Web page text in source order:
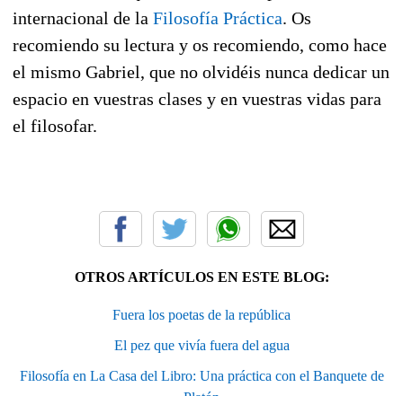
internacional de la Filosofía Práctica. Os
recomiendo su lectura y os recomiendo, como hace
el mismo Gabriel, que no olvidéis nunca dedicar un
espacio en vuestras clases y en vuestras vidas para
el filosofar.
OTROS ARTÍCULOS EN ESTE BLOG:
Fuera los poetas de la república
El pez que vivía fuera del agua
Filosofía en La Casa del Libro: Una práctica con el Banquete de